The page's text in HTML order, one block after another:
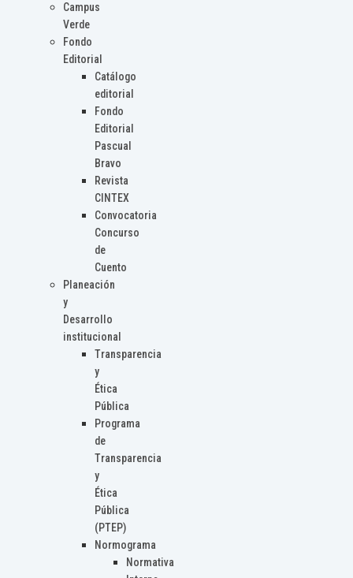
Campus
Verde
Fondo
Editorial
Catálogo
editorial
Fondo
Editorial
Pascual
Bravo
Revista
CINTEX
Convocatoria
Concurso
de
Cuento
Planeación
y
Desarrollo
institucional
Transparencia
y
Ética
Pública
Programa
de
Transparencia
y
Ética
Pública
(PTEP)
Normograma
Normativa